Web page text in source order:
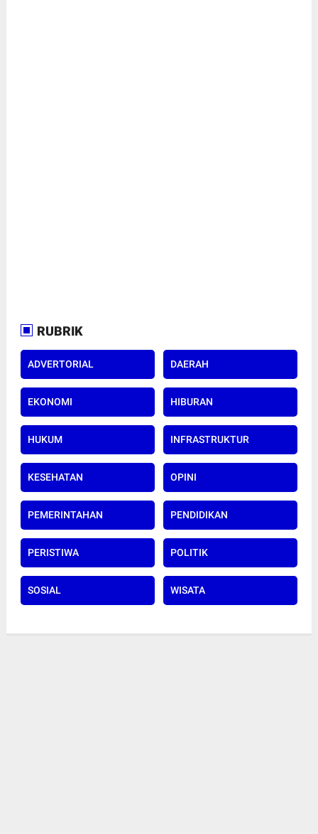
RUBRIK
ADVERTORIAL DAERAH
EKONOMI HIBURAN
HUKUM INFRASTRUKTUR
KESEHATAN OPINI
PEMERINTAHAN PENDIDIKAN
PERISTIWA POLITIK
SOSIAL WISATA